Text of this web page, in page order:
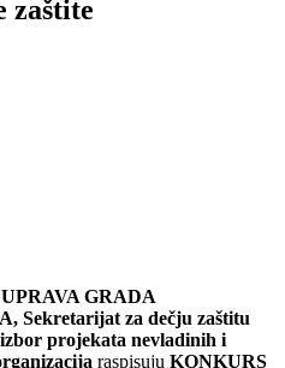
zaštite
GRADA
, Sekretarijat za dečju zaštitu
projekata nevladinih i
raspisuju KONKURS